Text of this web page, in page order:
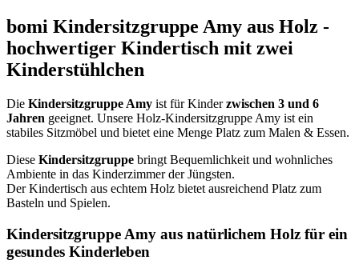
bomi Kindersitzgruppe Amy aus Holz -
hochwertiger Kindertisch mit zwei
Kinderstühlchen
Die Kindersitzgruppe Amy ist für Kinderzwischen 3 und 6
Jahren geeignet. Unsere Holz-Kindersitzgruppe Amy ist ein
stabiles Sitzmöbel und bietet eine Menge Platz zum Malen & Essen.
Diese Kindersitzgruppe bringt Bequemlichkeit und wohnliches
Ambiente in das Kinderzimmer der Jüngsten.
Der Kindertisch aus echtem Holz bietet ausreichend Platz zum
Basteln und Spielen.
Kindersitzgruppe Amy aus natürlichem Holz für ein
gesundes Kinderleben